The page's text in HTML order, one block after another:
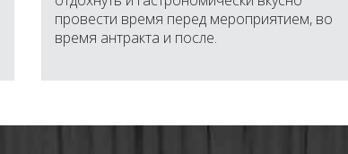
провести время перед мероприятием, во
время антракта и после.